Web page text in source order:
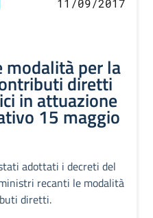
modalità per la
diretti
in attuazione
15 maggio
adottati i decreti del
recanti le modalità
diretti.